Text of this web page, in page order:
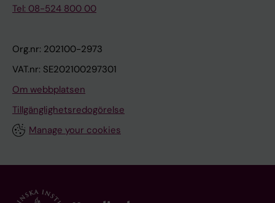
Tel: 08-524 800 00
Org.nr: 202100-2973
VAT.nr: SE202100297301
Om webbplatsen
Tillgänglighetsredogörelse
Manage your cookies